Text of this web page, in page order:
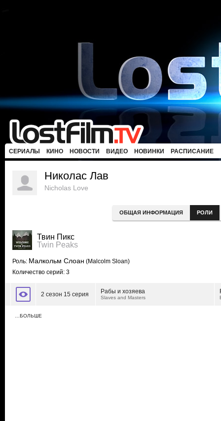
СЕРИАЛЫ КИНО НОВОСТИ ВИДЕО НОВИНКИ РАСПИСАНИЕ
Николас Лав
Nicholas Love
ОБЩАЯ ИНФОРМАЦИЯ РОЛИ
Твин Пикс
Twin Peaks
Роль: Малкольм Слоан (Malcolm Sloan)
Количество серий: 3
2 сезон 15 серия Рабы и хозяева
Slaves and Masters
…БОЛЬШЕ